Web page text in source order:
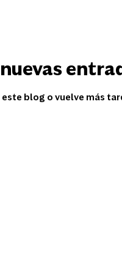
blog o vuelve más